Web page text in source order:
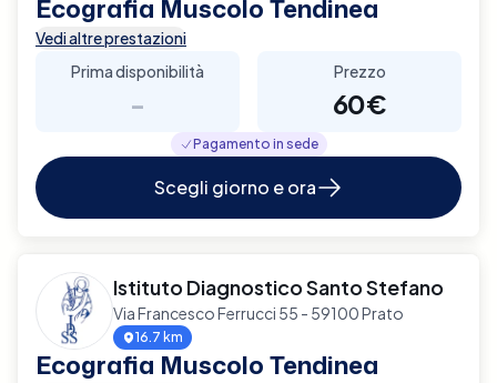
Ecografia Muscolo Tendinea
Vedi altre prestazioni
Prima disponibilità
-
Prezzo
60€
Pagamento in sede
Scegli giorno e ora
Istituto Diagnostico Santo Stefano
Via Francesco Ferrucci 55 - 59100 Prato
16.7 km
Ecografia Muscolo Tendinea